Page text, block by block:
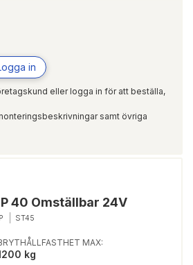
in
eller logga in för att beställa,
samt övriga
40 Omställbar 24V
ST45
MAX:
kg